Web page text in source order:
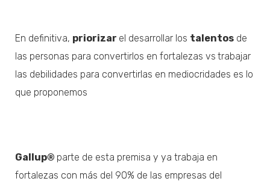
En definitiva, priorizar el desarrollar los talentos de
las personas para convertirlos en fortalezas vs trabajar
las debilidades para convertirlas en mediocridades es lo
que proponemos
Gallup® parte de esta premisa y ya trabaja en
fortalezas con más del 90% de las empresas del